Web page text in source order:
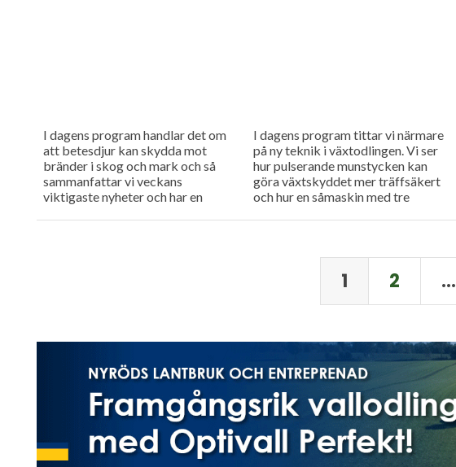
I dagens program handlar det om
att betesdjur kan skydda mot
bränder i skog och mark och så
sammanfattar vi veckans
viktigaste nyheter och har en
I dagens program tittar vi närmare
på ny teknik i växtodlingen. Vi ser
hur pulserande munstycken kan
göra växtskyddet mer träffsäkert
och hur en såmaskin med tre
1 2 …